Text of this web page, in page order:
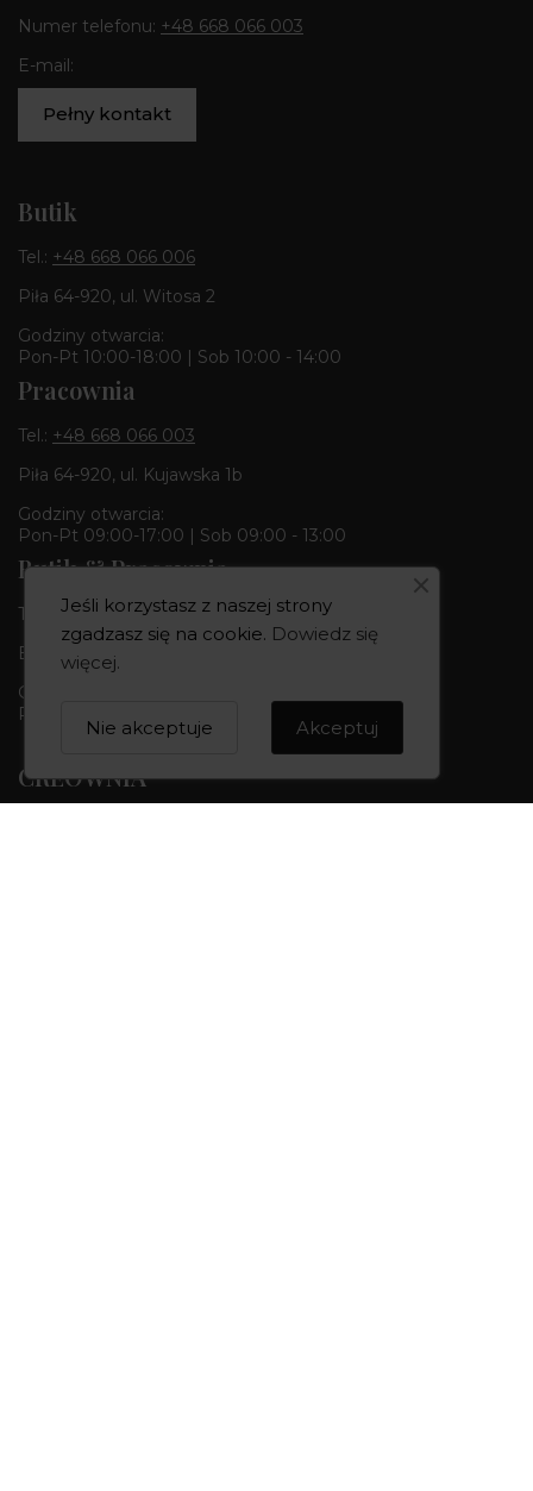
Numer telefonu: +48 668 066 003
E-mail:
Pełny kontakt
Butik
Tel.: +48 668 066 006
Piła 64-920, ul. Witosa 2
Godziny otwarcia:
Pon-Pt 10:00-18:00 | Sob 10:00 - 14:00
Pracownia
Tel.: +48 668 066 003
Piła 64-920, ul. Kujawska 1b
Godziny otwarcia:
Pon-Pt 09:00-17:00 | Sob 09:00 - 13:00
Butik & Pracownia
Tel.:
+48 668 680 727
Bydgoszcz 85-010, ul. Dworcowa 6
Godziny otwarcia:
Pon-Pt 10:00-18:00 | Sob 10:00 - 14:00
CREOWNIA
Jeśli korzystasz z naszej strony
zgadzasz się na cookie. Dowiedz się
więcej.
Akceptuj
Nie akceptuje